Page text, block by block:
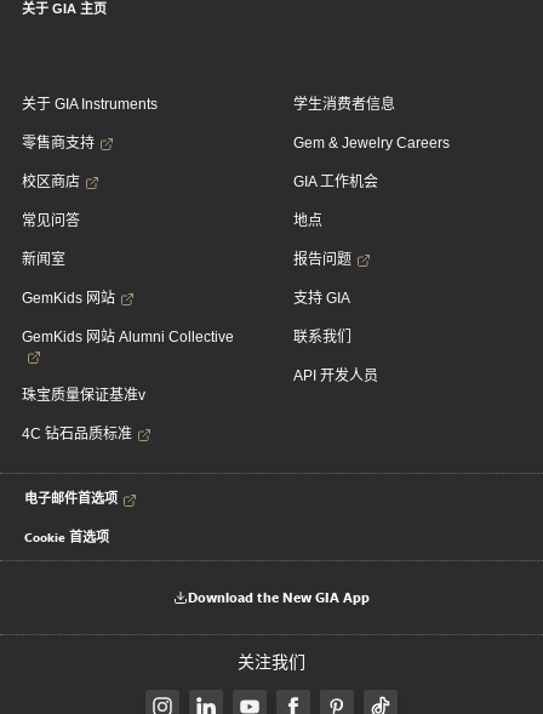
关于 GIA 主页
关于 GIA Instruments
零售商支持
校区商店
常见问答
新闻室
GemKids 网站
GemKids 网站 Alumni Collective
珠宝质量保证基准v
4C 钻石品质标准
学生消费者信息
Gem & Jewelry Careers
GIA 工作机会
地点
报告问题
支持 GIA
联系我们
API 开发人员
电子邮件首选项
Cookie 首选项
Download the New GIA App
关注我们